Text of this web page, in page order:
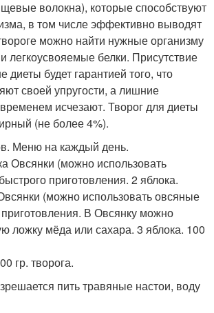
волокна), которые способствуют
в том числе эффективно выводят
можно найти нужные организму
легкоусвояемые белки. Присутствие
диеты будет гарантией того, что
своей упругости, а лишние
исчезают. Творог для диеты
(не более 4%).
Меню на каждый день.
Овсянки (можно использовать
приготовления. 2 яблока.
(можно использовать овсяные
В Овсянку можно
ложку мёда или сахара. 3 яблока. 100
гр. творога.
пить травяные настои, воду